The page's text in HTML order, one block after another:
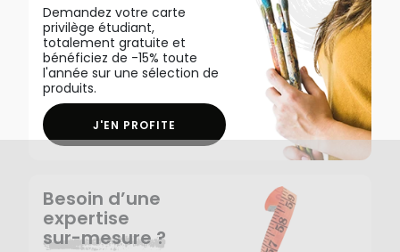
Demandez votre carte
privilège étudiant,
totalement gratuite et
bénéficiez de -15% toute
l'année sur une sélection de
produits.
J'EN PROFITE
Besoin d’une
expertise
sur-mesure ?